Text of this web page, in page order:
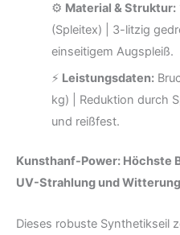
⚙️ Material & Struktur:
(Spleitex) | 3-litzig
einseitigem Augspleiß.
⚡ Leistungsdaten:
kg) | Reduktion durch
und reißfest.
Kunsthanf-Power: Höchste
UV-Strahlung und Witterung
Dieses robuste Synthetikseil